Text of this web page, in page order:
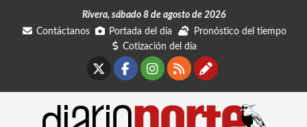
Rivera, sábado 8 de agosto de 2026
Contáctanos
Portada del día
Pronóstico del tiempo
Cotización del día
Facebook
Instagram
RSSContáctanos